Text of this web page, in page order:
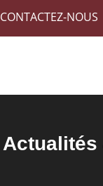
CONTACTEZ-NOUS
Actualités